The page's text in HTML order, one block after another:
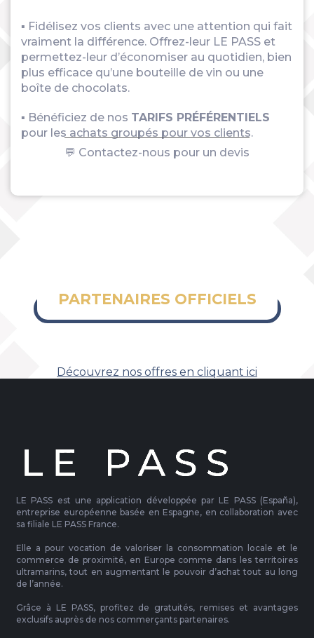
▪ Fidélisez vos clients avec une attention qui fait
vraiment la différence. Offrez-leur LE PASS et
permettez-leur d’économiser au quotidien, bien
plus efficace qu’une bouteille de vin ou une
boîte de chocolats.
▪ Bénéficiez de nos TARIFS PRÉFÉRENTIELS
pour les achats groupés pour vos clients.
💬 Contactez-nous pour un devis
PARTENAIRES OFFICIELS
Découvrez nos offres en cliquant ici
LE PASS est une application développée par LE PASS (España),
entreprise européenne basée en Espagne, en collaboration avec
sa filiale LE PASS France.
Elle a pour vocation de valoriser la consommation locale et le
commerce de proximité, en Europe comme dans les territoires
ultramarins, tout en augmentant le pouvoir d’achat tout au long
de l’année.
Grâce à LE PASS, profitez de gratuités, remises et avantages
exclusifs auprès de nos commerçants partenaires.